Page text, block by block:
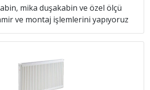
mika duşakabin ve özel ölçü
ve montaj işlemlerini yapıyoruz